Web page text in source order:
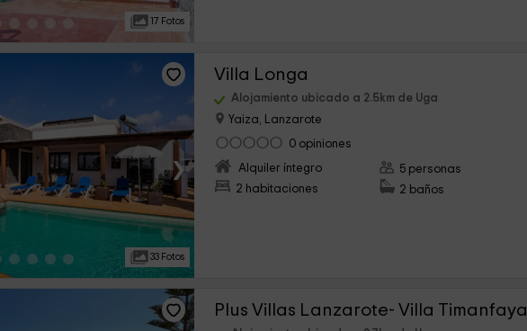
17 Fotos
›
33 Fotos
Villa Longa
Alojamiento ubicado a 2.5km de Uga
Yaiza, Lanzarote
0 opiniones
Alquiler íntegro
2 habitaciones
5 personas
2 baños
Plus Villas Lanzarote- Villa Timanfaya